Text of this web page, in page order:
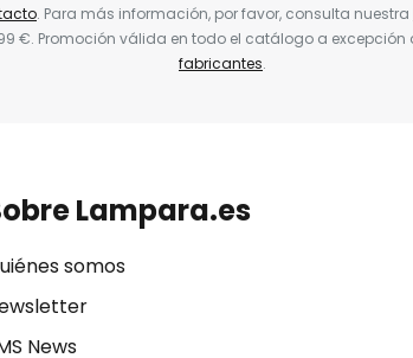
. Para más información, por favor, consulta nuestra
€. Promoción válida en todo el catálogo a excepción
fabricantes.
Lampara.es
somos
News